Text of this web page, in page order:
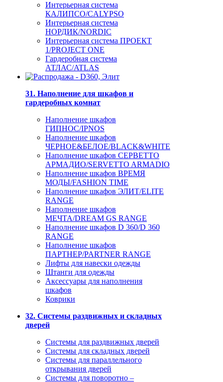
Интерьерная система
КАЛИПСО/CALYPSO
Интерьерная система
НОРДИК/NORDIC
Интерьерная система ПРОЕКТ
1/PROJECT ONE
Гардеробная система
АТЛАС/ATLAS
31. Наполнение для шкафов и
гардеробных комнат
Наполнение шкафов
ГИПНОС/IPNOS
Наполнение шкафов
ЧЕРНОЕ&БЕЛОЕ/BLACK&WHITE
Наполнение шкафов СЕРВЕТТО
АРМАДИО/SERVETTO ARMADIO
Наполнение шкафов ВРЕМЯ
МОДЫ/FASHION TIME
Наполнение шкафов ЭЛИТ/ELITE
RANGE
Наполнение шкафов
МЕЧТА/DREAM GS RANGE
Наполнение шкафов D 360/D 360
RANGE
Наполнение шкафов
ПАРТНЕР/PARTNER RANGE
Лифты для навески одежды
Штанги для одежды
Аксессуары для наполнения
шкафов
Коврики
32. Системы раздвижных и складных
дверей
Системы для раздвижных дверей
Системы для складных дверей
Системы для параллельного
открывания дверей
Системы для поворотно –